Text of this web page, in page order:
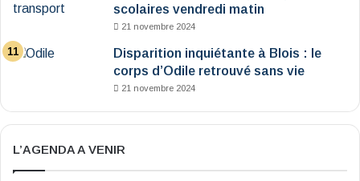
scolaires vendredi matin
21 novembre 2024
Disparition inquiétante à Blois : le
corps d’Odile retrouvé sans vie
21 novembre 2024
L’AGENDA A VENIR